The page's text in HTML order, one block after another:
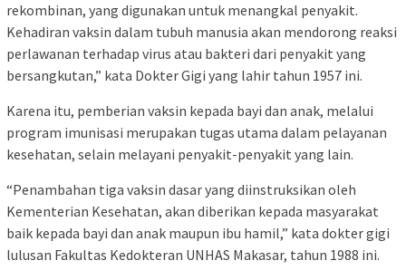
rekombinan, yang digunakan untuk menangkal penyakit.
Kehadiran vaksin dalam tubuh manusia akan mendorong reaksi
perlawanan terhadap virus atau bakteri dari penyakit yang
bersangkutan,” kata Dokter Gigi yang lahir tahun 1957 ini.
Karena itu, pemberian vaksin kepada bayi dan anak, melalui
program imunisasi merupakan tugas utama dalam pelayanan
kesehatan, selain melayani penyakit-penyakit yang lain.
“Penambahan tiga vaksin dasar yang diinstruksikan oleh
Kementerian Kesehatan, akan diberikan kepada masyarakat
baik kepada bayi dan anak maupun ibu hamil,” kata dokter gigi
lulusan Fakultas Kedokteran UNHAS Makasar, tahun 1988 ini.